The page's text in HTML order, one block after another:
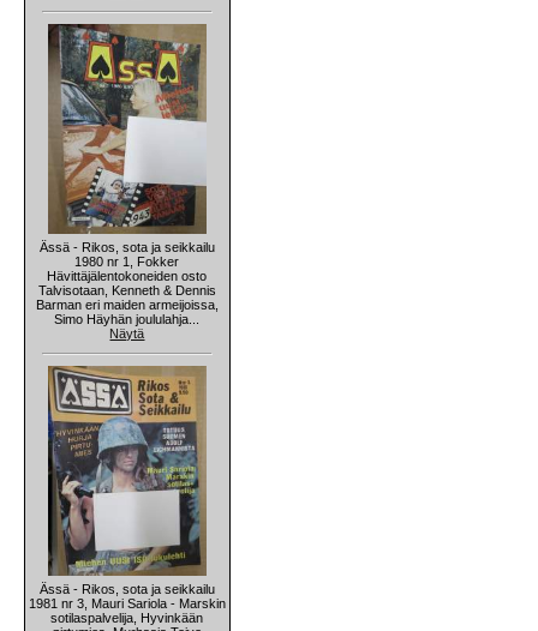
Ässä - Rikos, sota ja seikkailu
1980 nr 1, Fokker
Hävittäjälentokoneiden osto
Talvisotaan, Kenneth & Dennis
Barman eri maiden armeijoissa,
Simo Häyhän joululahja...
Näytä
Ässä - Rikos, sota ja seikkailu
1981 nr 3, Mauri Sariola - Marskin
sotilaspalvelija, Hyvinkään